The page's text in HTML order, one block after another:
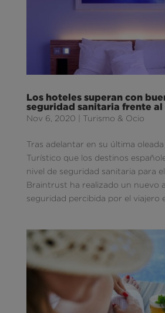
Los hoteles superan con
seguridad sanitaria frente al
Nov 6, 2020 Turismo & Ocio
Tras adelantar en su última
Turístico que los destinos
nivel de seguridad sanitaria para el
Braintrust ha realizado un nuevo
seguridad percibida por el viajero